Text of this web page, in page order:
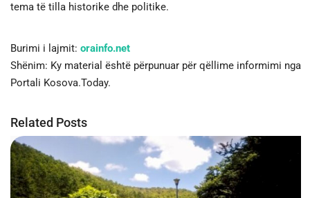
tema të tilla historike dhe politike.
Burimi i lajmit: orainfo.net
Shënim: Ky material është përpunuar për qëllime informimi nga
Portali Kosova.Today.
Related Posts